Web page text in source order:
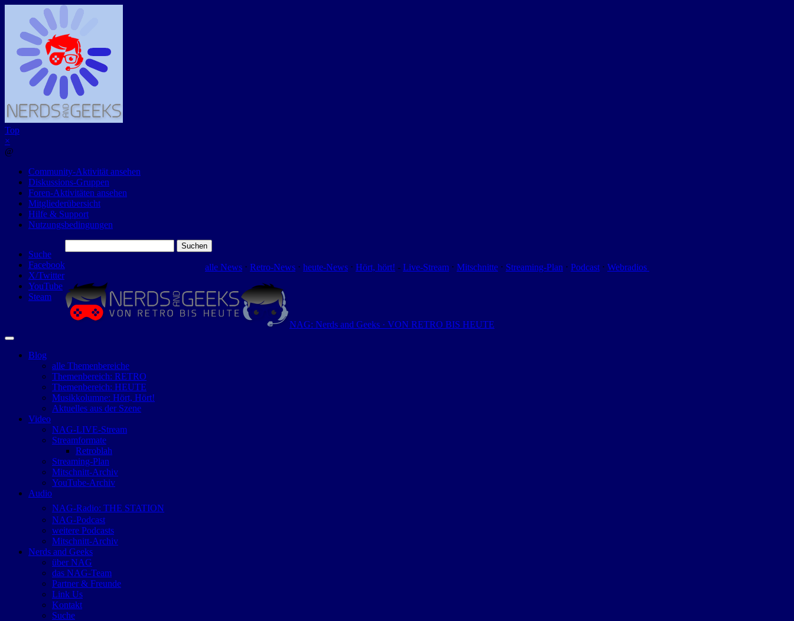
Top
×
@
Community-Aktivität ansehen
Diskussions-Gruppen
Foren-Aktivitäten ansehen
Mitgliederübersicht
Hilfe & Support
Nutzungsbedingungen
Suche
Facebook
X/Twitter
YouTube
Steam
nach:
alle News ⋅ Retro-News ⋅ heute-News ⋅ Hört, hört! - Live-Stream ⋅ Mitschnitte ⋅ Streaming-Plan ⋅ Podcast ⋅ Webradios
NAG: Nerds and Geeks · VON RETRO BIS HEUTE
Blog
alle Themenbereiche
Themenbereich: RETRO
Themenbereich: HEUTE
Musikkolumne: Hört, Hört!
Aktuelles aus der Szene
Video
NAG-LIVE-Stream
Streamformate
Retroblah
Streaming-Plan
Mitschnitt-Archiv
YouTube-Archiv
Audio
NAG-Radio: THE STATION
NAG-Podcast
weitere Podcasts
Mitschnitt-Archiv
Nerds and Geeks
über NAG
das NAG-Team
Partner & Freunde
Link Us
Kontakt
Suche